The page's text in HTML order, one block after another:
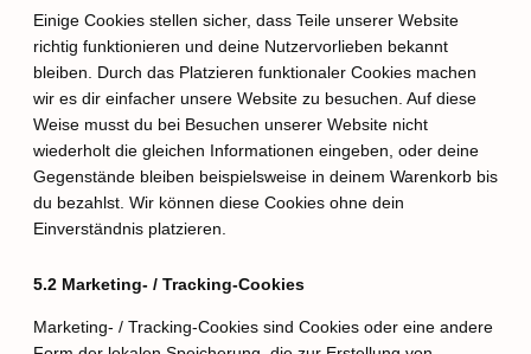
Einige Cookies stellen sicher, dass Teile unserer Website
richtig funktionieren und deine Nutzervorlieben bekannt
bleiben. Durch das Platzieren funktionaler Cookies machen
wir es dir einfacher unsere Website zu besuchen. Auf diese
Weise musst du bei Besuchen unserer Website nicht
wiederholt die gleichen Informationen eingeben, oder deine
Gegenstände bleiben beispielsweise in deinem Warenkorb bis
du bezahlst. Wir können diese Cookies ohne dein
Einverständnis platzieren.
5.2 Marketing- / Tracking-Cookies
Marketing- / Tracking-Cookies sind Cookies oder eine andere